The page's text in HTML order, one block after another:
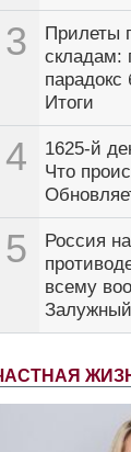
3
Прилеты
складам:
Итоги
4
1625-й
Что
5
Россия
всему
Залужный